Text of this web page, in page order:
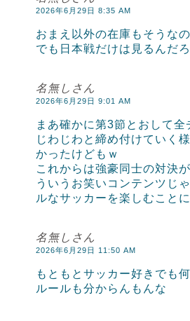
2026年6月29日 8:35 AM
おまえ以外の在庫もそうな
でも日本戦だけは見るんだ
名無しさん
2026年6月29日 9:01 AM
まあ確かに第3節とおして
じわじわと締め付けていく
かったけどもｗ
これからは強豪同士の対決
ういうお笑いコンテンツじ
ルなサッカーを楽しむこと
名無しさん
2026年6月29日 11:50 AM
もともとサッカー好きでも
ルールも分からんもんな